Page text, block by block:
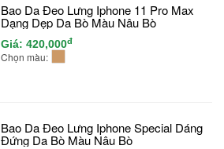
Bao Da Đeo Lưng Iphone 11 Pro Max
Dạng Dẹp Da Bò Màu Nâu Bò
Giá: 420,000đ
Chọn màu:
Bao Da Đeo Lưng Iphone Special Dáng
Đứng Da Bò Màu Nâu Bò